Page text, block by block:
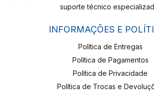
suporte técnico
INFORMAÇÕES E
Política de Entregas
Política de Pagamentos
Política de Privacidade
Política de Trocas e